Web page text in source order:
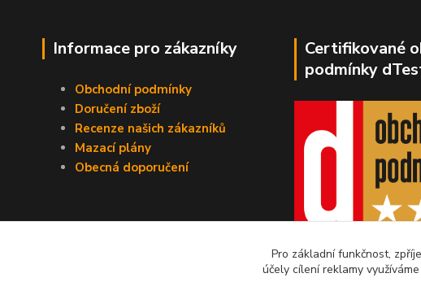
Informace pro zákazníky
Obchodní podmínky
Doručení zboží
Recenze našich zákazníků
Mazací plány
Obecná doporučení
Certifikované
podmínky
Pro základní funkčnost,
účely cílení reklamy